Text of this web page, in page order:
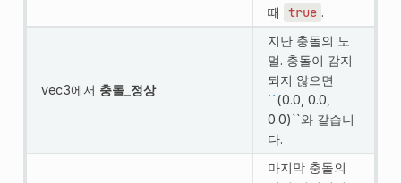
때
true .
vec3에서 충돌_정상
지난 충돌의 노
멀. 충돌이 감지
되지 않으면
``(0.0, 0.0,
0.0)``와 같습니
다.
마지막 충돌의